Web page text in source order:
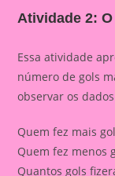
Atividade 2:
Essa atividade
número de gols
observar os
Quem fez mais
Quem fez menos
Quantos gols